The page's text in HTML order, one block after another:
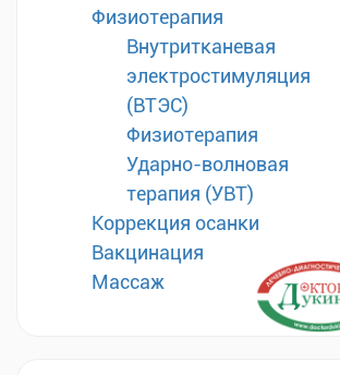
Физиотерапия
Внутритканевая
электростимуляция
(ВТЭС)
Физиотерапия
Ударно-волновая
терапия (УВТ)
Коррекция осанки
Вакцинация
Массаж